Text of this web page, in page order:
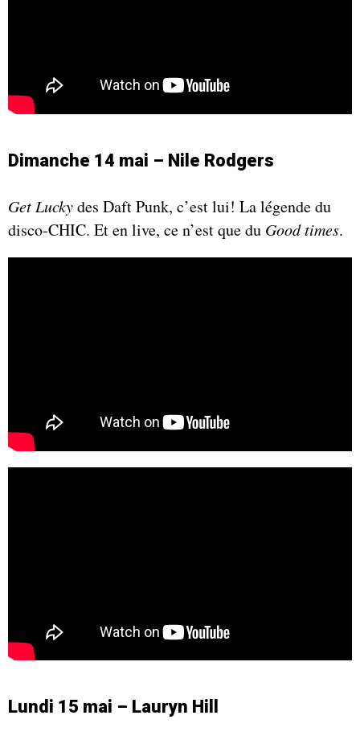
Dimanche 14 mai – Nile Rodgers
Get Luckydes Daft Punk, c’est lui! La légende du
disco-CHIC. Et en live, ce n’est que du Good times.
Lundi 15 mai – Lauryn Hill